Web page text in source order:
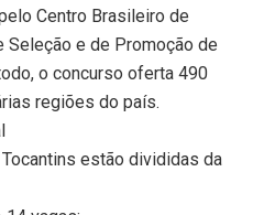
Centro Brasileiro de
Seleção e de Promoção de
o concurso oferta 490
regiões do país.
estão divididas da